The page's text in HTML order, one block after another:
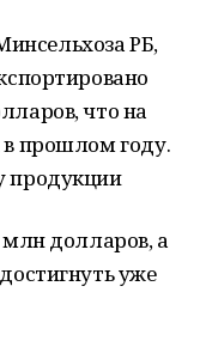
РБ,
что на
прошлом году.
продукции
млн долларов, а
уже